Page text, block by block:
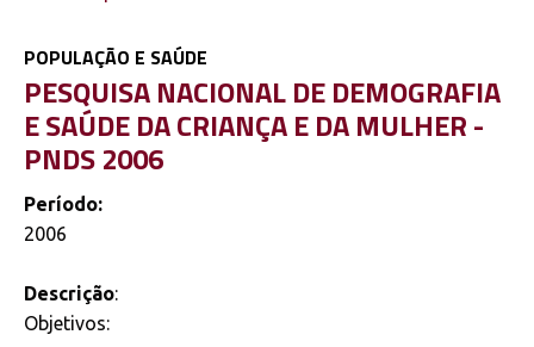
POPULAÇÃO E SAÚDE
PESQUISA NACIONAL DE DEMOGRAFIA
E SAÚDE DA CRIANÇA E DA MULHER -
PNDS 2006
Período:
2006
Descrição:
Objetivos: